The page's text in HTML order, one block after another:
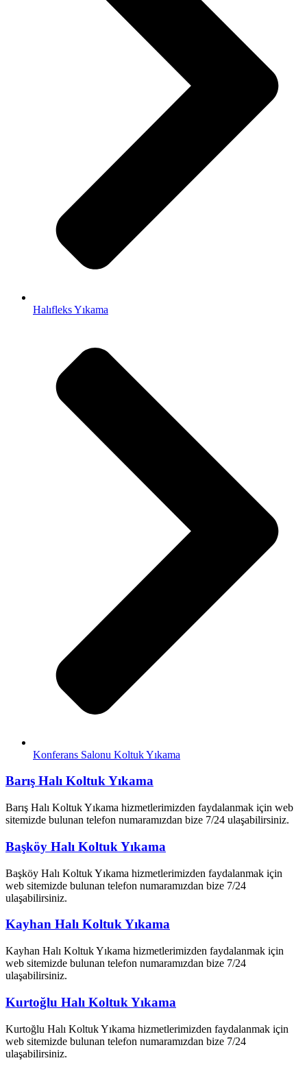
Halıfleks Yıkama
Konferans Salonu Koltuk Yıkama
Barış Halı Koltuk Yıkama
Barış Halı Koltuk Yıkama hizmetlerimizden faydalanmak için web
sitemizde bulunan telefon numaramızdan bize 7/24 ulaşabilirsiniz.
Başköy Halı Koltuk Yıkama
Başköy Halı Koltuk Yıkama hizmetlerimizden faydalanmak için
web sitemizde bulunan telefon numaramızdan bize 7/24
ulaşabilirsiniz.
Kayhan Halı Koltuk Yıkama
Kayhan Halı Koltuk Yıkama hizmetlerimizden faydalanmak için
web sitemizde bulunan telefon numaramızdan bize 7/24
ulaşabilirsiniz.
Kurtoğlu Halı Koltuk Yıkama
Kurtoğlu Halı Koltuk Yıkama hizmetlerimizden faydalanmak için
web sitemizde bulunan telefon numaramızdan bize 7/24
ulaşabilirsiniz.